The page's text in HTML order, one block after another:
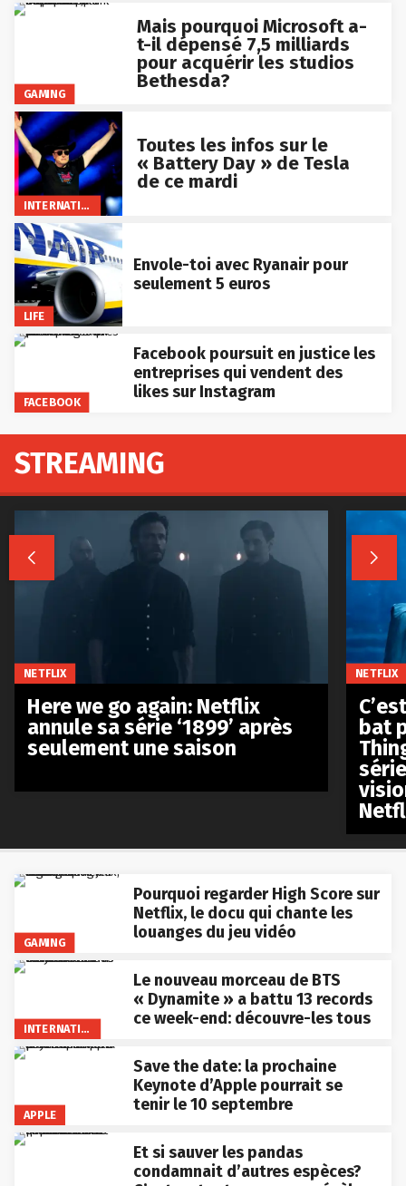
GAMING
Mais pourquoi Microsoft a-
t-il dépensé 7,5 milliards
pour acquérir les studios
Bethesda?
INTERNATIONAL
Toutes les infos sur le
« Battery Day » de Tesla
de ce mardi
LIFE
Envole-toi avec Ryanair pour
seulement 5 euros
FACEBOOK
Facebook poursuit en justice les
entreprises qui vendent des
likes sur Instagram
GAMING
Pourquoi regarder High Score sur
Netflix, le docu qui chante les
louanges du jeu vidéo
INTERNATIONAL
Le nouveau morceau de BTS
« Dynamite » a battu 13 records
ce week-end: découvre-les tous
APPLE
Save the date: la prochaine
Keynote d’Apple pourrait se
tenir le 10 septembre
Et si sauver les pandas
condamnait d’autres espèces?
STREAMING
 
NETFLIX
Here we go again: Netflix
annule sa série ‘1899’ après
seulement une saison
NETFLIX
bat